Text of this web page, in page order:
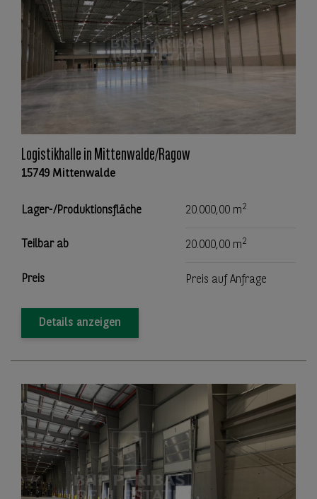
Logistikhalle in Mittenwalde/Ragow
15749 Mittenwalde
Lager-/Produktionsfläche 20.000,00 m2
Teilbar ab 20.000,00 m2
Preis Preis auf Anfrage
Details anzeigen